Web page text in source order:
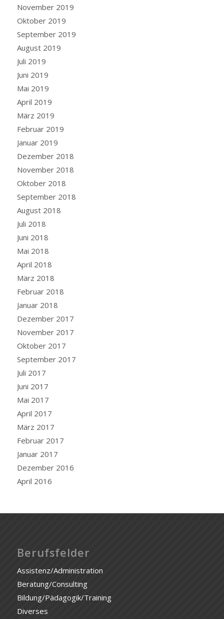
November 2019
Oktober 2019
September 2019
August 2019
Juli 2019
Juni 2019
Mai 2019
April 2019
März 2019
Februar 2019
Januar 2019
Dezember 2018
November 2018
Oktober 2018
September 2018
August 2018
Juli 2018
Juni 2018
Mai 2018
April 2018
März 2018
Februar 2018
Januar 2018
Dezember 2017
November 2017
Oktober 2017
September 2017
Juli 2017
Juni 2017
Mai 2017
April 2017
März 2017
Februar 2017
Januar 2017
Dezember 2016
April 2016
Berufsfelder
Assistenz/Administration
Beratung/Consulting
Bildung/Pädagogik/Training
Diverses